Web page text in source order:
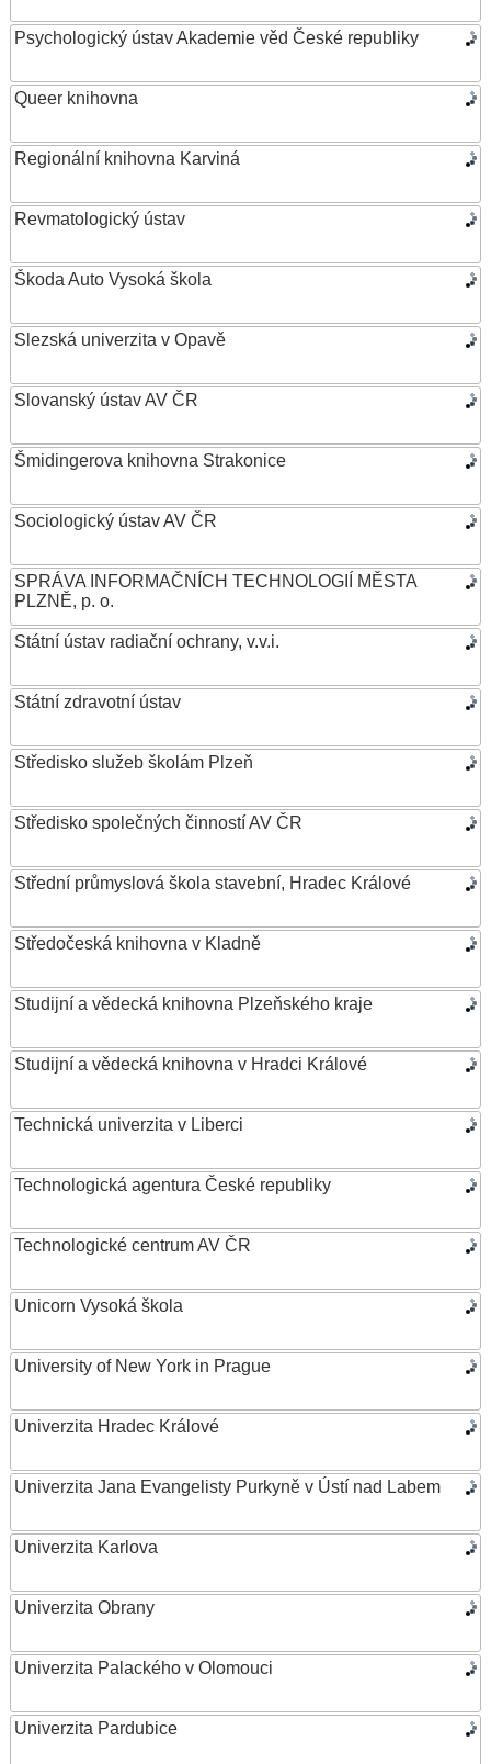
Psychologický ústav Akademie věd České republiky
Queer knihovna
Regionální knihovna Karviná
Revmatologický ústav
Škoda Auto Vysoká škola
Slezská univerzita v Opavě
Slovanský ústav AV ČR
Šmidingerova knihovna Strakonice
Sociologický ústav AV ČR
SPRÁVA INFORMAČNÍCH TECHNOLOGIÍ MĚSTA
PLZNĚ, p. o.
Státní ústav radiační ochrany, v.v.i.
Státní zdravotní ústav
Středisko služeb školám Plzeň
Středisko společných činností AV ČR
Střední průmyslová škola stavební, Hradec Králové
Středočeská knihovna v Kladně
Studijní a vědecká knihovna Plzeňského kraje
Studijní a vědecká knihovna v Hradci Králové
Technická univerzita v Liberci
Technologická agentura České republiky
Technologické centrum AV ČR
Unicorn Vysoká škola
University of New York in Prague
Univerzita Hradec Králové
Univerzita Jana Evangelisty Purkyně v Ústí nad Labem
Univerzita Karlova
Univerzita Obrany
Univerzita Palackého v Olomouci
Univerzita Pardubice